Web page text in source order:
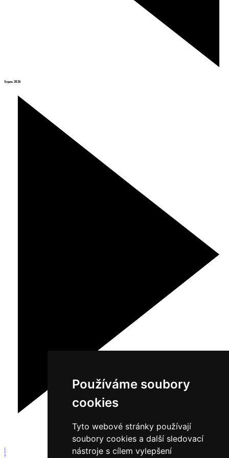
Používáme soubory
cookies
Tyto webové stránky používají
soubory cookies a další sledovací
nástroje s cílem vylepšení
Srpen 2026
1
2
3